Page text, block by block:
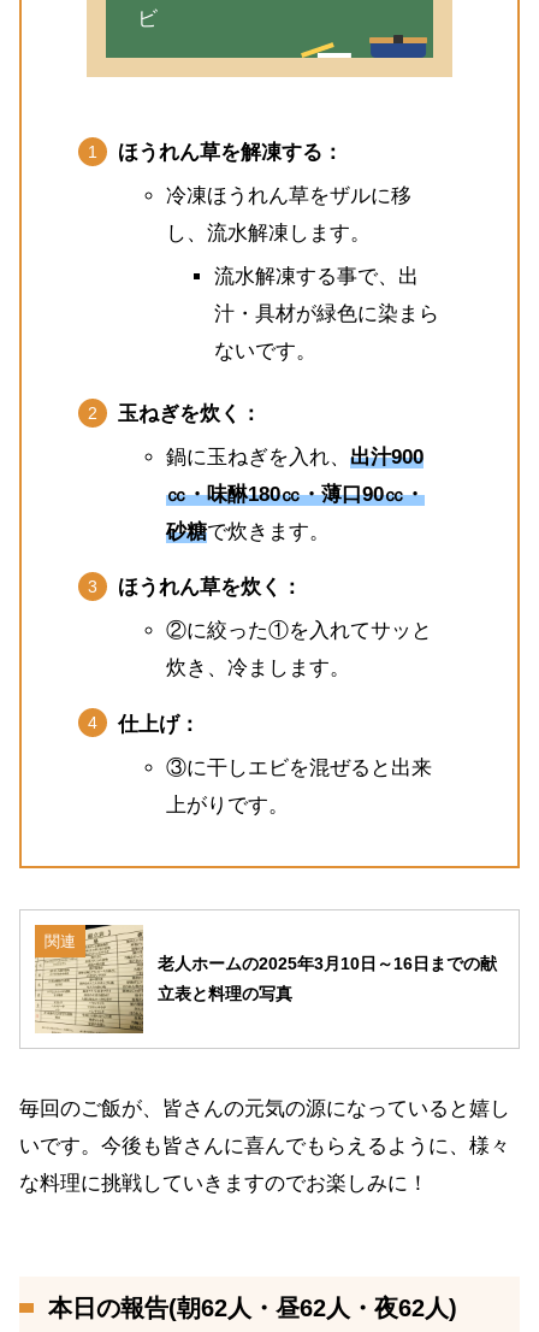
ビ
ほうれん草を解凍する：
冷凍ほうれん草をザルに移
し、流水解凍します。
流水解凍する事で、出
汁・具材が緑色に染まら
ないです。
玉ねぎを炊く：
鍋に玉ねぎを入れ、 出汁900
㏄・味醂180㏄・薄口90㏄・
砂糖で炊きます。
ほうれん草を炊く：
②に絞った①を入れてサッと
炊き、冷まします。
仕上げ：
③に干しエビを混ぜると出来
上がりです。
関連
老人ホームの2025年3月10日～16日までの献
立表と料理の写真
毎回のご飯が、皆さんの元気の源になっていると嬉し
いです。今後も皆さんに喜んでもらえるように、様々
な料理に挑戦していきますのでお楽しみに！
本日の報告(朝62人・昼62人・夜62人)